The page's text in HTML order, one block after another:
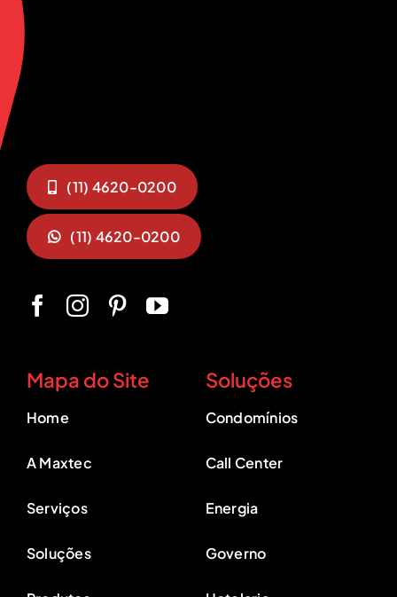
(11) 4620-0200
(11) 4620-0200
Mapa do Site
Home
A Maxtec
Serviços
Soluções
Soluções
Condomínios
Call Center
Energia
Governo